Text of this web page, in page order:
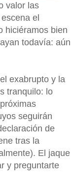
valor las
el
hiciéramos bien
todavía: aún
exabrupto y la
tranquilo: lo
seguirán
de
tras la
El jaque
y preguntarte